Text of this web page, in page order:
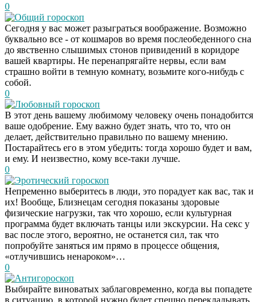
0
Общий гороскоп
Сегодня у вас может разыграться воображение. Возможно
буквально все - от кошмаров во время послеобеденного сна
до явственно слышимых стонов привидений в коридоре
вашей квартиры. Не перенапрягайте нервы, если вам
страшно войти в темную комнату, возьмите кого-нибудь с
собой.
0
Любовный гороскоп
В этот день вашему любимому человеку очень понадобится
ваше одобрение. Ему важно будет знать, что то, что он
делает, действительно правильно по вашему мнению.
Постарайтесь его в этом убедить: тогда хорошо будет и вам,
и ему. И неизвестно, кому все-таки лучше.
0
Эротический гороскоп
Непременно выберитесь в люди, это порадует как вас, так и
их! Вообще, Близнецам сегодня показаны здоровые
физические нагрузки, так что хорошо, если культурная
программа будет включать танцы или экскурсии. На секс у
вас после этого, вероятно, не останется сил, так что
попробуйте заняться им прямо в процессе общения,
«отлучившись ненароком»…
0
Антигороскоп
Выбирайте виноватых заблаговременно, когда вы попадете
в ситуацию, в которой нужно будет спешно перекладывать